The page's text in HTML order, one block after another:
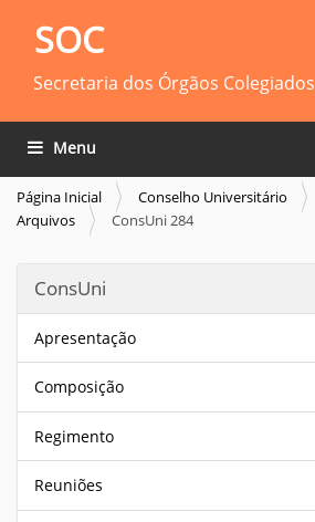
SOC
Secretaria dos Órgãos Colegiados
Toggle navigation
Página Inicial Conselho Universitário
Arquivos
ConsUni 284
ConsUni
Apresentação
Composição
Regimento
Reuniões